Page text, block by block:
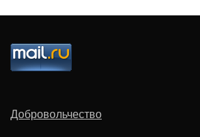
Добровольчество